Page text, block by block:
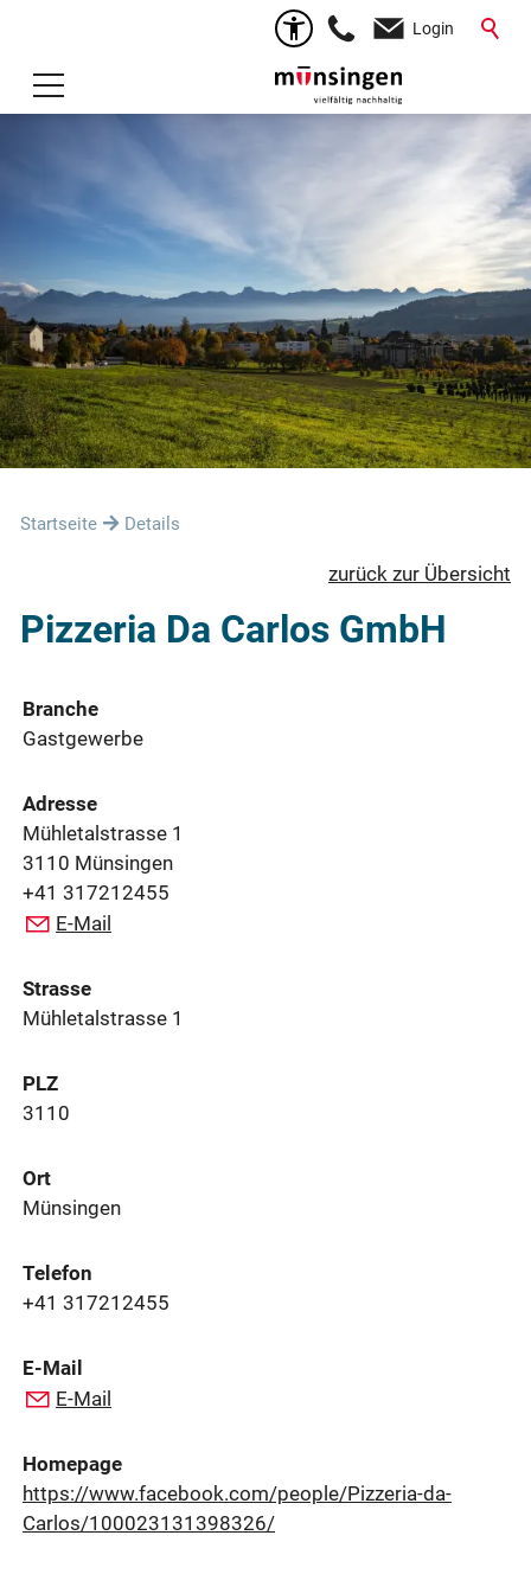
Login
Startseite Details
zurück zur Übersicht
Pizzeria Da Carlos GmbH
Branche
Gastgewerbe
Adresse
Mühletalstrasse 1
3110 Münsingen
+41 317212455
E-Mail
Strasse
Mühletalstrasse 1
PLZ
3110
Ort
Münsingen
Telefon
+41 317212455
E-Mail
E-Mail
Homepage
https://www.facebook.com/people/Pizzeria-da-
Carlos/100023131398326/